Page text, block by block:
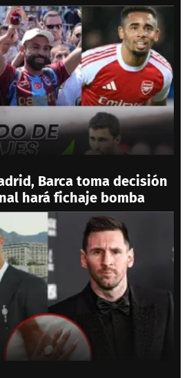
Barca toma decisión
hará fichaje bomba